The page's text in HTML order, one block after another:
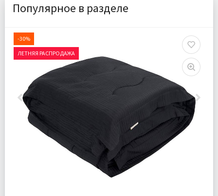
Популярное в разделе
-30%
ЛЕТНЯЯ РАСПРОДАЖА